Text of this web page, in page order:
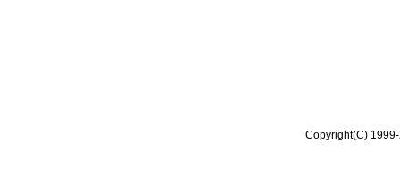
Copyright(C)